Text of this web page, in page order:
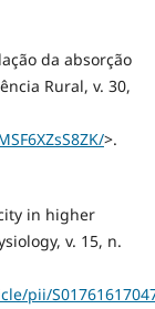
da absorção
Rural, v. 30,
>.
in higher
v. 15, n.
pii/